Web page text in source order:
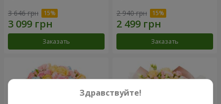
3 646 грн
Заказать
2 940 грн
Заказать
Здравствуйте!